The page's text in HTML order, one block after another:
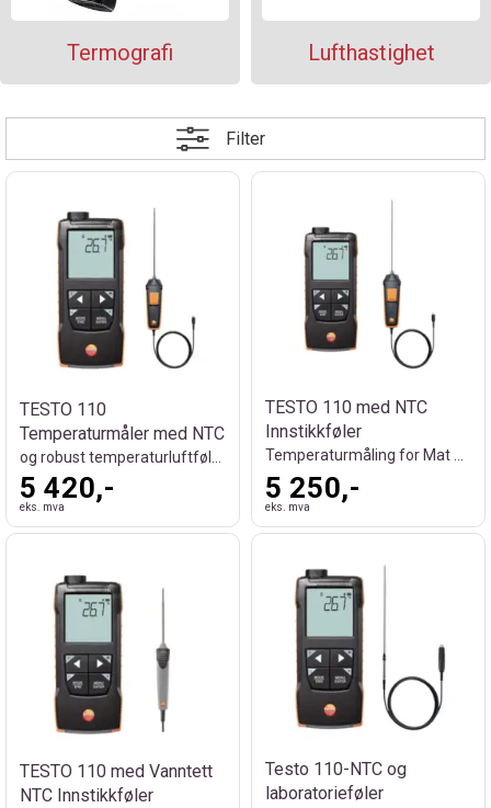
Termografi Lufthastighet
Filter
TESTO 110
Temperaturmåler med NTC
5 420,-
eks. mva
TESTO 110 med NTC
Innstikkføler
Temperaturmåling for Mat og Laboratorier
5 250,-
eks. mva
TESTO 110 med Vanntett
NTC Innstikkføler
Testo 110-NTC og
laboratorieføler